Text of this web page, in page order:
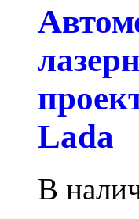
Lada
В